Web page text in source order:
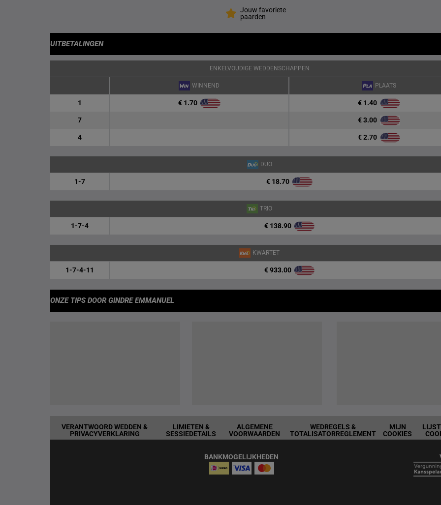
Jouw favoriete
paarden
UITBETALINGEN
ENKELVOUDIGE WEDDENSCHAPPEN
WINNEND PLAATS
1 € 1.70 € 1.40
7 € 3.00
4 € 2.70
DUO
1-7 € 18.70
TRIO
1-7-4 € 138.90
KWARTET
1-7-4-11 € 933.00
ONZE TIPS DOOR GINDRE EMMANUEL
VERANTWOORD WEDDEN &
PRIVACYVERKLARING
LIMIETEN &
SESSIEDETAILS
ALGEMENE
VOORWAARDEN
WEDREGELS &
TOTALISATORREGLEMENT
MIJN
COOKIES
BANKMOGELIJKHEDEN